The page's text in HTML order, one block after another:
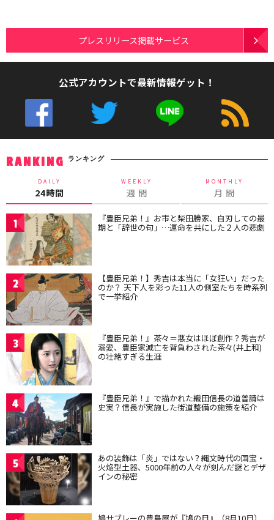
プレスリリース掲載サービス
公式アカウントで最新情報ゲット！
RANKING ランキング
DAILY
24時間
WEEKLY
週 間
MONTHLY
月 間
1 『豊臣兄弟！』お市と柴田勝家、自刃しての最
期と「辞世の句」…運命を共にした２人の悲劇
2 【豊臣兄弟！】秀吉は本当に「女狂い」だった
のか？ 天下人を彩った11人の側室たちを時系列
で一挙紹介
3 『豊臣兄弟！』茶々＝悪女はほぼ創作？秀吉が
溺愛、豊臣家滅亡を背負わされた茶々(井上和)
の壮絶すぎる生涯
4 『豊臣兄弟！』で描かれた織田信長の道普請は
史実？信長が実施した街道整備の施策を紹介
5 あの装飾は「炎」ではない？縄文時代の国宝・
火焔型土器、5000年前の人々が刻んだ謎とデザ
インの秘密